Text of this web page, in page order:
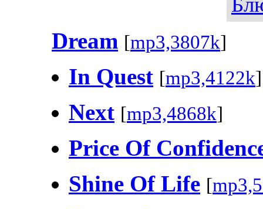
Dream [mp3,3807k]
In Quest [mp3,4122k]
Next [mp3,4868k]
Price Of
Shine Of Life [